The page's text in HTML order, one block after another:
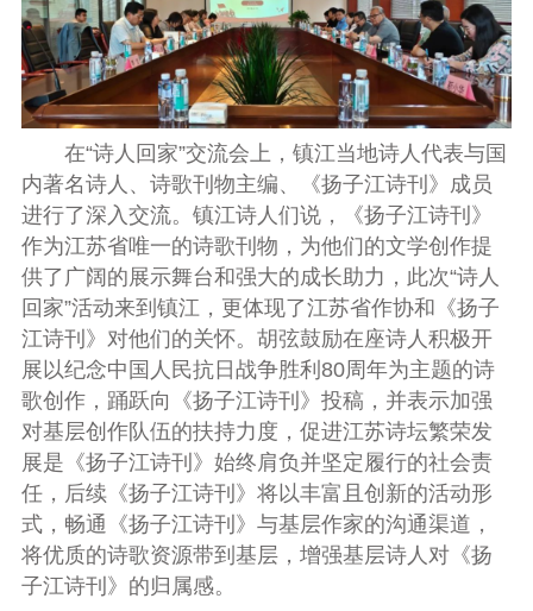
在“诗人回家”交流会上，镇江当地诗人代表与国
内著名诗人、诗歌刊物主编、《扬子江诗刊 》成员
进行了深入交流。镇江诗人们说，
《扬子江诗刊 》
作为江苏省唯一的诗歌刊物，为他们的文学创作提
供了广阔的展示舞台和强大的成长助力，此次“诗人
回家”活动来到镇江，更体现了江苏省作协和《扬子
江诗刊》对他们的关怀。胡弦鼓励在座诗人积极开
展以纪念中国人民抗日战争胜利 80周年为主题的诗
歌创作，踊跃向《扬子江诗刊》 投稿，并表示加强
对基层创作队伍的扶持力度，促进江苏诗坛繁荣发
展是《扬子江诗刊》始终肩负并坚定履行的社会责
任，后续《扬子江诗刊》将以丰富且创新的活动形
式， 畅通《扬子江诗刊》与基层作家的沟通渠道，
将优质的诗歌资源带到基层，增强基层诗人对《扬
子江诗刊》的归属感。